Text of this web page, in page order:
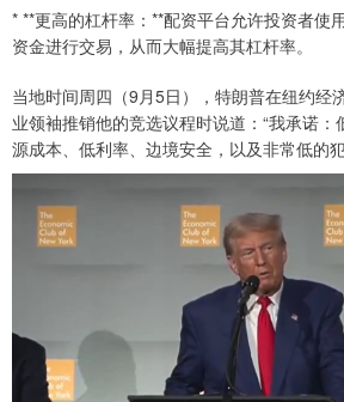
* **更高的杠杆率：**配资平台允许投资者使
资金进行交易，从而大幅提高其杠杆率。
当地时间周四（9月5日），特朗普在纽约经
业领袖推销他的竞选议程时说道：“我承诺
源成本、低利率、边境安全，以及非常低的